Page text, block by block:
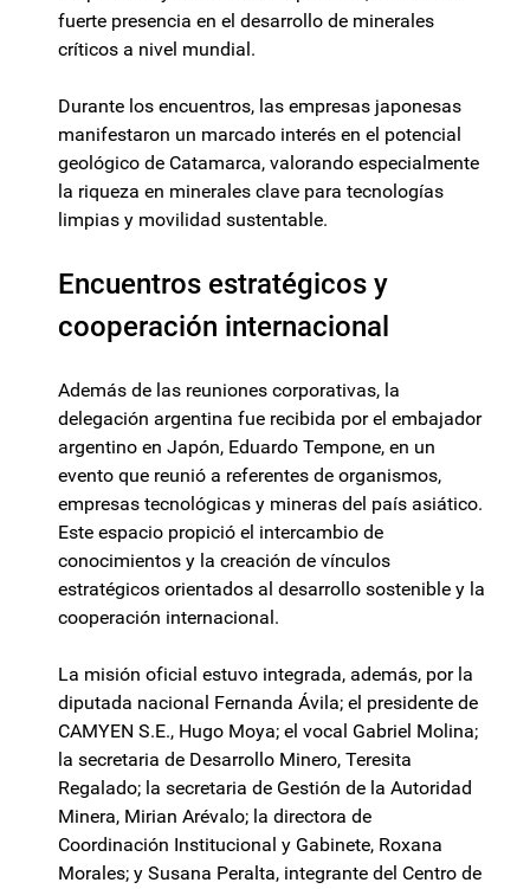
fuerte presencia en el desarrollo de minerales
críticos a nivel mundial.
Durante los encuentros, las empresas japonesas
manifestaron un marcado interés en el potencial
geológico de Catamarca, valorando especialmente
la riqueza en minerales clave para tecnologías
limpias y movilidad sustentable.
Encuentros estratégicos y
cooperación internacional
Además de las reuniones corporativas, la
delegación argentina fue recibida por el embajador
argentino en Japón, Eduardo Tempone, en un
evento que reunió a referentes de organismos,
empresas tecnológicas y mineras del país asiático.
Este espacio propició el intercambio de
conocimientos y la creación de vínculos
estratégicos orientados al desarrollo sostenible y la
cooperación internacional.
La misión oficial estuvo integrada, además, por la
diputada nacional Fernanda Ávila; el presidente de
CAMYEN S.E., Hugo Moya; el vocal Gabriel Molina;
la secretaria de Desarrollo Minero, Teresita
Regalado; la secretaria de Gestión de la Autoridad
Minera, Mirian Arévalo; la directora de
Coordinación Institucional y Gabinete, Roxana
Morales; y Susana Peralta, integrante del Centro de